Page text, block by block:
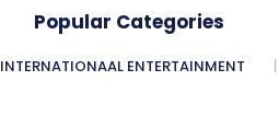
Popular Categories
INTERNATIONAAL ENTERTAINMENT